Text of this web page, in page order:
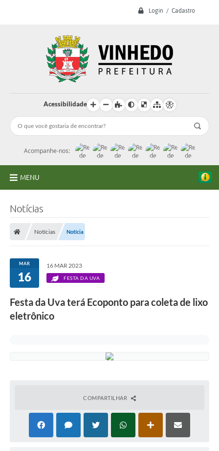
Login / Cadastro
Acessibilidade
Acompanhe-nos:
MENU
Licitações
Transparência
Concursos e Processos Seletivos
Normas e Legislação
Notícias
Notícias Notícia
MAR
16
16 MAR 2023
FESTA DA UVA
Festa da Uva terá Ecoponto para coleta de lixo
eletrônico
COMPARTILHAR